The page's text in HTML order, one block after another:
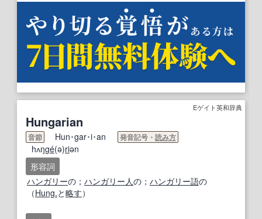
Eゲイト英和辞典
Hungarian
音節 Hun･gar･i･an 発音記号・ 読み方
hʌŋgé(ə)riən
形容詞
ハンガリーの； ハンガリー人の； ハンガリー語の
（Hung.と略す）